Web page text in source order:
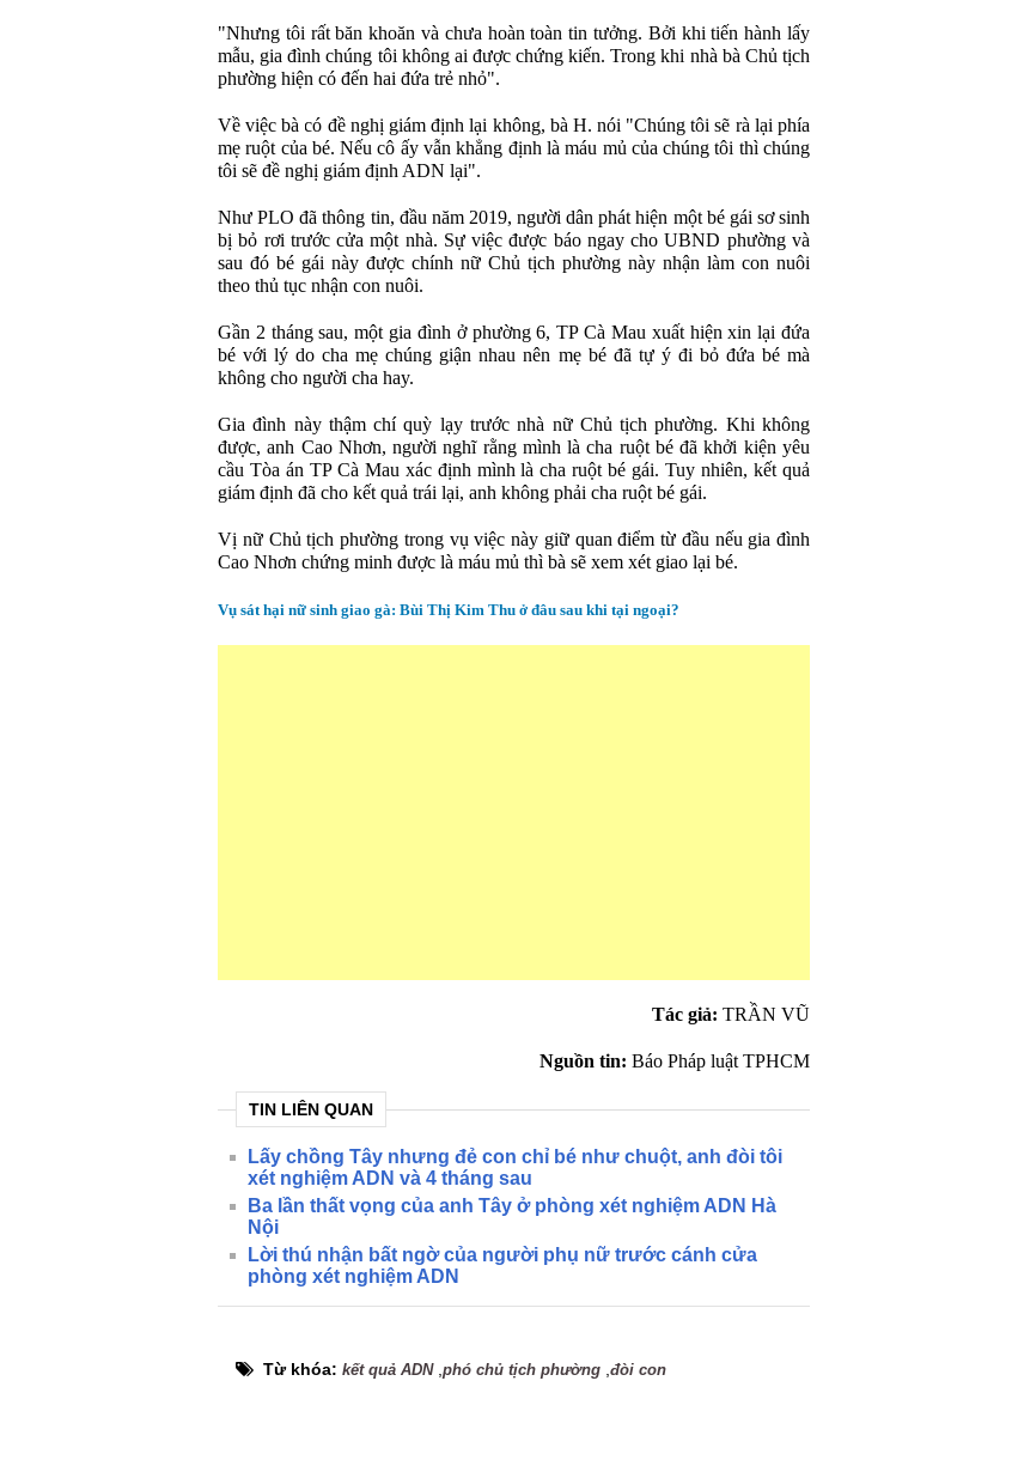
"Nhưng tôi rất băn khoăn và chưa hoàn toàn tin tưởng. Bởi khi tiến hành lấy
mẫu, gia đình chúng tôi không ai được chứng kiến. Trong khi nhà bà Chủ tịch
phường hiện có đến hai đứa trẻ nhỏ".
Về việc bà có đề nghị giám định lại không, bà H. nói "Chúng tôi sẽ rà lại phía
mẹ ruột của bé. Nếu cô ấy vẫn khẳng định là máu mủ của chúng tôi thì chúng
tôi sẽ đề nghị giám định ADN lại".
Như PLO đã thông tin, đầu năm 2019, người dân phát hiện một bé gái sơ sinh
bị bỏ rơi trước cửa một nhà. Sự việc được báo ngay cho UBND phường và
sau đó bé gái này được chính nữ Chủ tịch phường này nhận làm con nuôi
theo thủ tục nhận con nuôi.
Gần 2 tháng sau, một gia đình ở phường 6, TP Cà Mau xuất hiện xin lại đứa
bé với lý do cha mẹ chúng giận nhau nên mẹ bé đã tự ý đi bỏ đứa bé mà
không cho người cha hay.
Gia đình này thậm chí quỳ lạy trước nhà nữ Chủ tịch phường. Khi không
được, anh Cao Nhơn, người nghĩ rằng mình là cha ruột bé đã khởi kiện yêu
cầu Tòa án TP Cà Mau xác định mình là cha ruột bé gái. Tuy nhiên, kết quả
giám định đã cho kết quả trái lại, anh không phải cha ruột bé gái.
Vị nữ Chủ tịch phường trong vụ việc này giữ quan điểm từ đầu nếu gia đình
Cao Nhơn chứng minh được là máu mủ thì bà sẽ xem xét giao lại bé.
Vụ sát hại nữ sinh giao gà: Bùi Thị Kim Thu ở đâu sau khi tại ngoại?
Tác giả: TRẦN VŨ
Nguồn tin: Báo Pháp luật TPHCM
TIN LIÊN QUAN
Lấy chồng Tây nhưng đẻ con chỉ bé như chuột, anh đòi tôi
xét nghiệm ADN và 4 tháng sau
Ba lần thất vọng của anh Tây ở phòng xét nghiệm ADN Hà
Nội
Lời thú nhận bất ngờ của người phụ nữ trước cánh cửa
phòng xét nghiệm ADN
Từ khóa: kết quả ADN, phó chủ tịch phường đòi con